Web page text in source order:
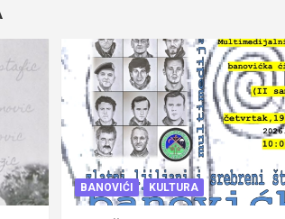
BANOVIĆI KULTURA